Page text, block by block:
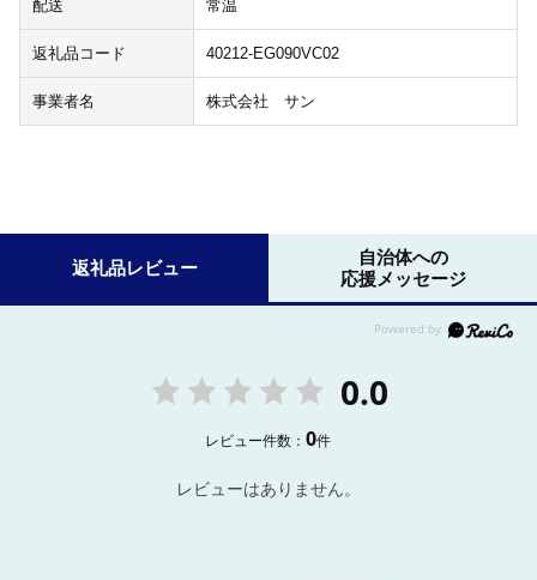
配送 常温
返礼品コード 40212-EG090VC02
事業者名 株式会社 サン
返礼品レビュー
自治体への
応援メッセージ
0.0
レビュー件数：0件
レビューはありません。